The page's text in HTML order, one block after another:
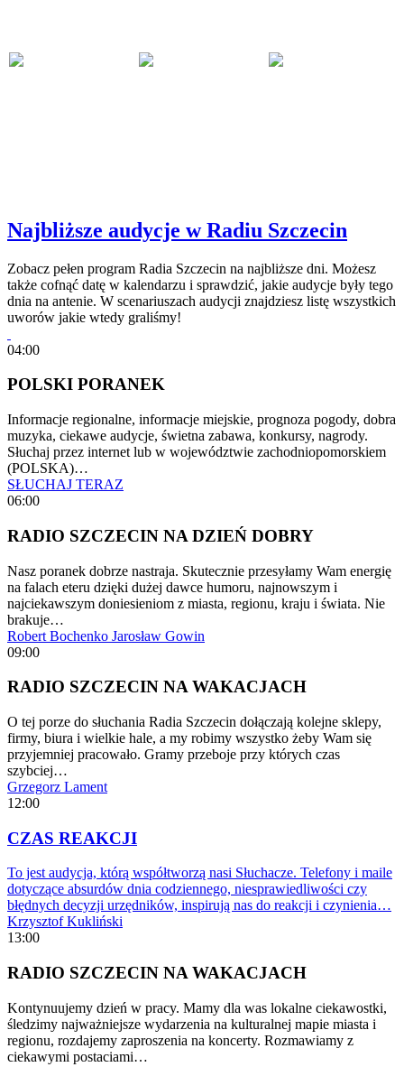
Najbliższe audycje w Radiu Szczecin
Zobacz pełen program Radia Szczecin na najbliższe dni. Możesz
także cofnąć datę w kalendarzu i sprawdzić, jakie audycje były tego
dnia na antenie. W scenariuszach audycji znajdziesz listę wszystkich
uworów jakie wtedy graliśmy!
04:00
POLSKI PORANEK
Informacje regionalne, informacje miejskie, prognoza pogody, dobra
muzyka, ciekawe audycje, świetna zabawa, konkursy, nagrody.
Słuchaj przez internet lub w województwie zachodniopomorskiem
(POLSKA)…
SŁUCHAJ TERAZ
06:00
RADIO SZCZECIN NA DZIEŃ DOBRY
Nasz poranek dobrze nastraja. Skutecznie przesyłamy Wam energię
na falach eteru dzięki dużej dawce humoru, najnowszym i
najciekawszym doniesieniom z miasta, regionu, kraju i świata. Nie
brakuje…
Robert Bochenko Jarosław Gowin
09:00
RADIO SZCZECIN NA WAKACJACH
O tej porze do słuchania Radia Szczecin dołączają kolejne sklepy,
firmy, biura i wielkie hale, a my robimy wszystko żeby Wam się
przyjemniej pracowało. Gramy przeboje przy których czas
szybciej…
Grzegorz Lament
12:00
CZAS REAKCJI
To jest audycja, którą współtworzą nasi Słuchacze. Telefony i maile
dotyczące absurdów dnia codziennego, niesprawiedliwości czy
błędnych decyzji urzędników, inspirują nas do reakcji i czynienia…
Krzysztof Kukliński
13:00
RADIO SZCZECIN NA WAKACJACH
Kontynuujemy dzień w pracy. Mamy dla was lokalne ciekawostki,
śledzimy najważniejsze wydarzenia na kulturalnej mapie miasta i
regionu, rozdajemy zaproszenia na koncerty. Rozmawiamy z
ciekawymi postaciami…